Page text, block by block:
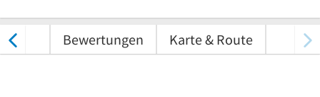
Bewertungen Karte & Route